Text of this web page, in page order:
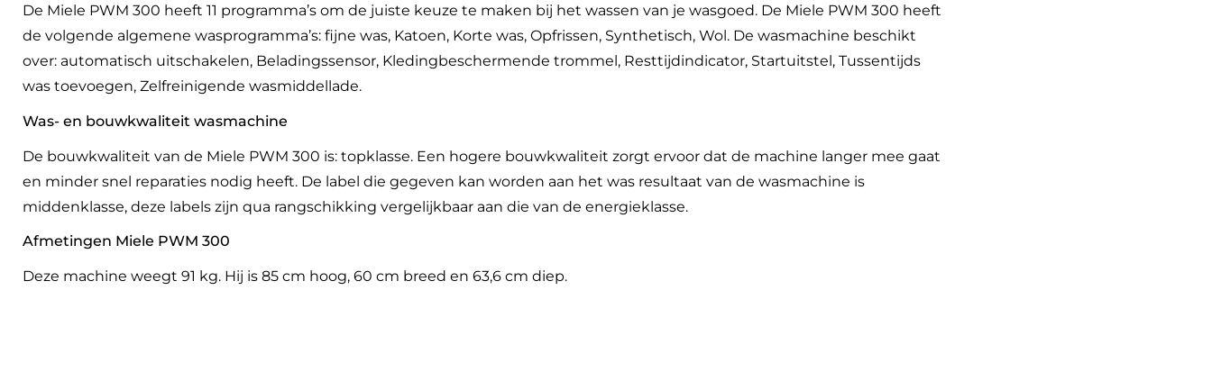
De Miele PWM 300 heeft 11 programma’s om de juiste keuze te maken bij het wassen van je wasgoed. De Miele PWM 300 heeft
de volgende algemene wasprogramma’s: fijne was, Katoen, Korte was, Opfrissen, Synthetisch, Wol. De wasmachine beschikt
over: automatisch uitschakelen, Beladingssensor, Kledingbeschermende trommel, Resttijdindicator, Startuitstel, Tussentijds
was toevoegen, Zelfreinigende wasmiddellade.
Was- en bouwkwaliteit wasmachine
De bouwkwaliteit van de Miele PWM 300 is: topklasse. Een hogere bouwkwaliteit zorgt ervoor dat de machine langer mee gaat
en minder snel reparaties nodig heeft. De label die gegeven kan worden aan het was resultaat van de wasmachine is
middenklasse, deze labels zijn qua rangschikking vergelijkbaar aan die van de energieklasse.
Afmetingen Miele PWM 300
Deze machine weegt 91 kg. Hij is 85 cm hoog, 60 cm breed en 63,6 cm diep.